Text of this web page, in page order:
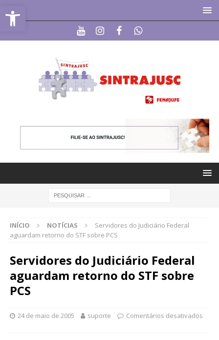
Abrir a barra de ferramentas
INÍCIO NOTÍCIAS
Servidores do Judiciário Federal
aguardam retorno do STF sobre PCS
Servidores do Judiciário Federal
aguardam retorno do STF sobre
PCS
24 de maio de 2005 suporte Comentários desativados